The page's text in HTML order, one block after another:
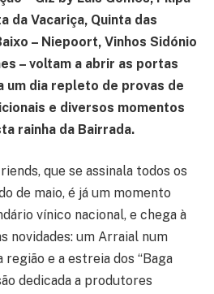
da Vacariça, Quinta das
– Niepoort, Vinhos Sidónio
– voltam a abrir as portas
um dia repleto de provas de
e diversos momentos
rainha da Bairrada.
que se assinala todos os
de maio, é já um momento
vínico nacional, e chega à
novidades: um Arraial num
e a estreia dos “Baga
dedicada a produtores